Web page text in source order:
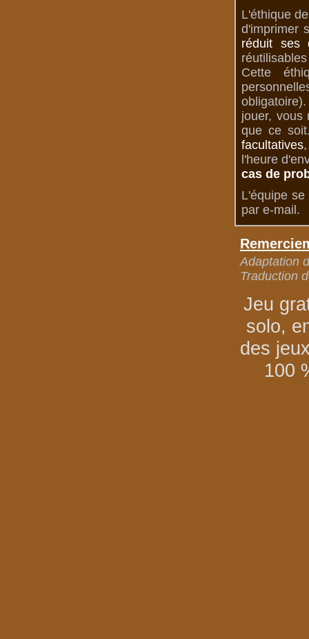
L'éthique
d'imprimer
réduit ses
Cette
jouer, vous
que ce
facultatives
l'heure
cas de
L'équipe
par e-mail.
Adaptation
Traduction
Jeu
solo,
des
100